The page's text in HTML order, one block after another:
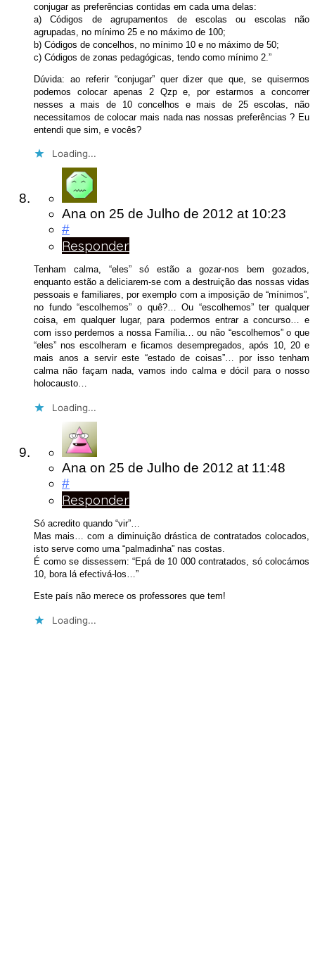
conjugar as preferências contidas em cada uma delas:
a) Códigos de agrupamentos de escolas ou escolas não
agrupadas, no mínimo 25 e no máximo de 100;
b) Códigos de concelhos, no mínimo 10 e no máximo de 50;
c) Códigos de zonas pedagógicas, tendo como mínimo 2.”
Dúvida: ao referir “conjugar” quer dizer que que, se quisermos
podemos colocar apenas 2 Qzp e, por estarmos a concorrer
nesses a mais de 10 concelhos e mais de 25 escolas, não
necessitamos de colocar mais nada nas nossas preferências ? Eu
entendi que sim, e vocês?
Loading...
Ana on 25 de Julho de 2012 at 10:23
#
Responder
Tenham calma, “eles” só estão a gozar-nos bem gozados,
enquanto estão a deliciarem-se com a destruição das nossas vidas
pessoais e familiares, por exemplo com a imposição de “mínimos”,
no fundo “escolhemos” o quê?… Ou “escolhemos” ter qualquer
coisa, em qualquer lugar, para podermos entrar a concurso… e
com isso perdemos a nossa Família… ou não “escolhemos” o que
“eles” nos escolheram e ficamos desempregados, após 10, 20 e
mais anos a servir este “estado de coisas”… por isso tenham
calma não façam nada, vamos indo calma e dócil para o nosso
holocausto…
Loading...
Ana on 25 de Julho de 2012 at 11:48
#
Responder
Só acredito quando “vir”…
Mas mais… com a diminuição drástica de contratados colocados,
isto serve como uma “palmadinha” nas costas.
É como se dissessem: “Epá de 10 000 contratados, só colocámos
10, bora lá efectivá-los…”
Este país não merece os professores que tem!
Loading...